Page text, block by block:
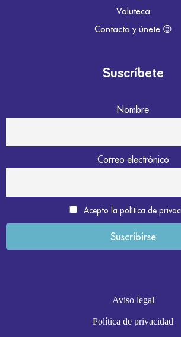
Voluteca
Contacta y únete 😉
Suscríbete
Nombre
Correo electrónico
Acepto la política de
Aviso legal
Política de privacidad